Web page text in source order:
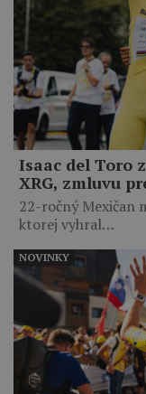
Isaac del Toro
XRG, zmluvu
22-ročný Mexičan
ktorej vyhral…
NOVINKY